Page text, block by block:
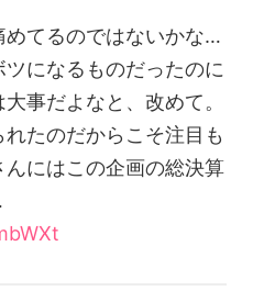
めてるのではないかな…
になるものだったのに
事だよなと、改めて。
たのだからこそ注目も
にはこの企画の総決算